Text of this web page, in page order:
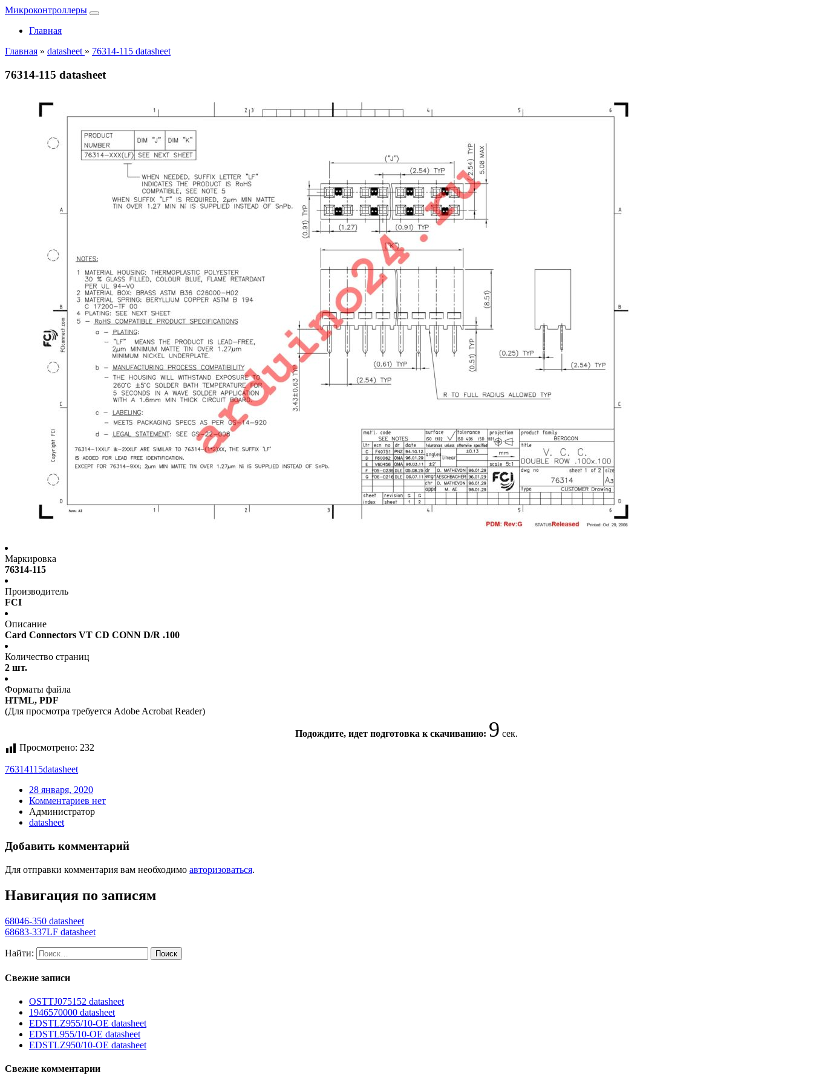
Микроконтроллеры
Главная
Главная » datasheet » 76314-115 datasheet
76314-115 datasheet
Маркировка
76314-115
Производитель
FCI
Описание
Card Connectors VT CD CONN D/R .100
Количество страниц
2 шт.
Форматы файла
HTML, PDF
(Для просмотра требуется Adobe Acrobat Reader)
Подождите, идет подготовка к скачиванию: 9 сек.
Просмотрено: 232
76314115datasheet
28 января, 2020
Комментариев нет
Администратор
datasheet
Добавить комментарий
Для отправки комментария вам необходимо авторизоваться.
Навигация по записям
68046-350 datasheet
68683-337LF datasheet
Найти:
Свежие записи
OSTTJ075152 datasheet
1946570000 datasheet
EDSTLZ955/10-OE datasheet
EDSTL955/10-OE datasheet
EDSTLZ950/10-OE datasheet
Свежие комментарии